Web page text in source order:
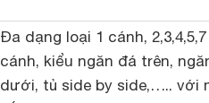
Đa dạng loại 1 cánh, 2,3,4,5,7
cánh, kiểu ngăn đá trên,
dưới, tủ side by side,….. với